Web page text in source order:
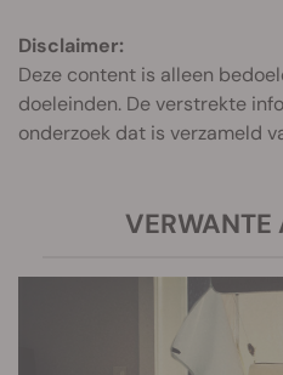
Disclaimer:
Deze content is alleen
doeleinden. De verstrekte
onderzoek dat is verzameld
VERWANTE